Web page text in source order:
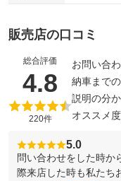
販売店の口コミ
総合評価
4.8 （5
220件
お問い合
納車まで
説明の分
オススメ度
5.0
問い合わせをした時か
際来店した時も私たち